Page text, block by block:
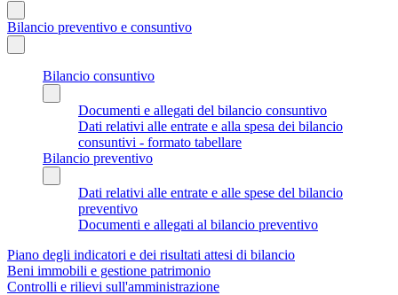
Bilancio preventivo e consuntivo
Bilancio consuntivo
Documenti e allegati del bilancio consuntivo
Dati relativi alle entrate e alla spesa dei bilancio
consuntivi - formato tabellare
Bilancio preventivo
Dati relativi alle entrate e alle spese del bilancio
preventivo
Documenti e allegati al bilancio preventivo
Piano degli indicatori e dei risultati attesi di bilancio
Beni immobili e gestione patrimonio
Controlli e rilievi sull'amministrazione